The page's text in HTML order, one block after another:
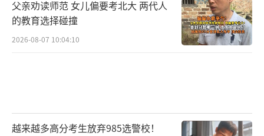
父亲劝读师范 女儿偏要考北大 两代人
的教育选择碰撞
2026-08-07 10:04:10
越来越多高分考生放弃985选警校！